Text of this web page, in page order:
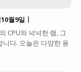
월9일ㅣ
CPU와 넉넉한 램, 그
다. 오늘은 다양한 용